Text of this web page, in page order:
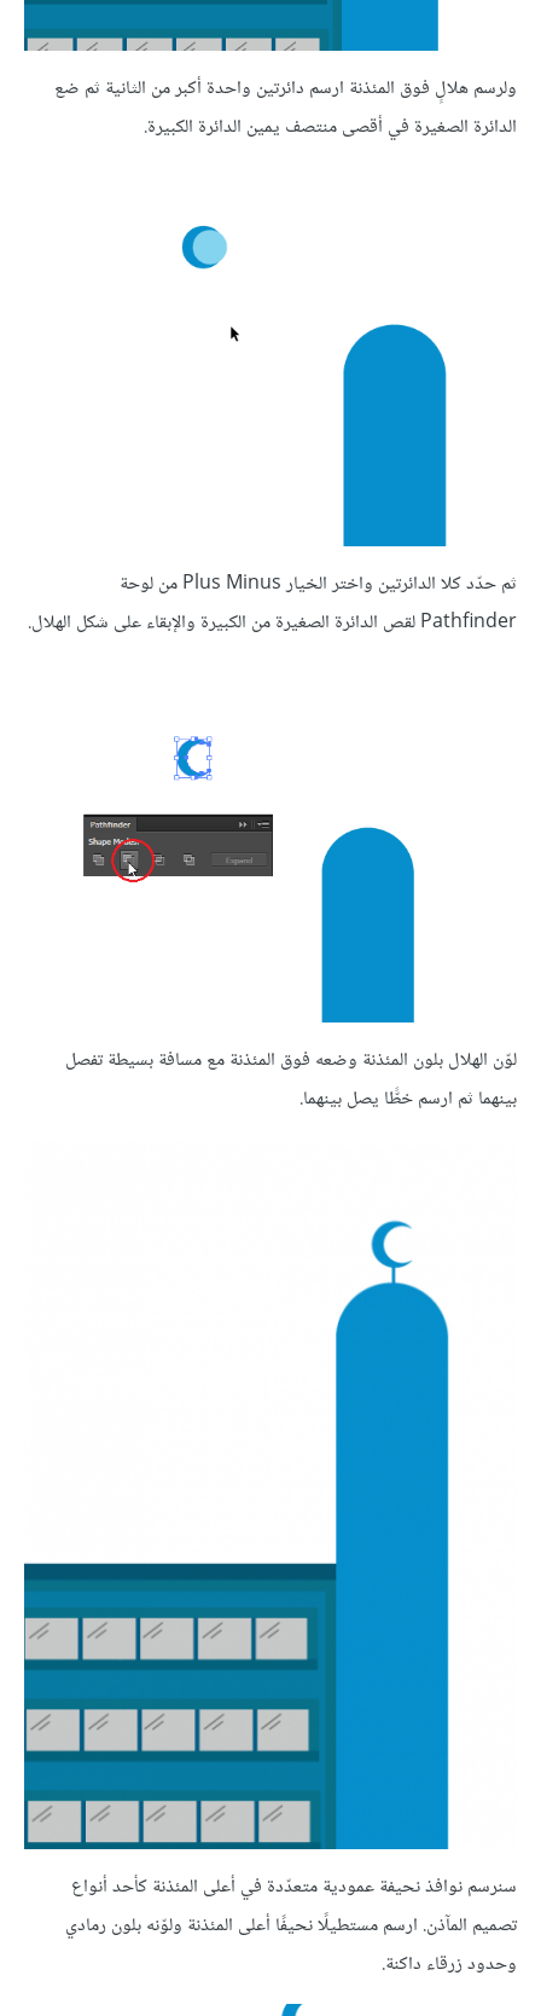
ولرسم هلالٍ فوق المئذنة ارسم دائرتين واحدة أكبر من الثانية ثم ضع
الدائرة الصغيرة في أقصى منتصف يمين الدائرة الكبيرة.
ثم حدّد كلا الدائرتين واختر الخيار Plus Minus من لوحة
Pathfinder لقص الدائرة الصغيرة من الكبيرة والإبقاء على شكل الهلال.
لوّن الهلال بلون المئذنة وضعه فوق المئذنة مع مسافة بسيطة تفصل
بينهما ثم ارسم خطًّا يصل بينهما.
سنرسم نوافذ نحيفة عمودية متعدّدة في أعلى المئذنة كأحد أنواع
تصميم المآذن. ارسم مستطيلًا نحيفًا أعلى المئذنة ولوّنه بلون رمادي
وحدود زرقاء داكنة.